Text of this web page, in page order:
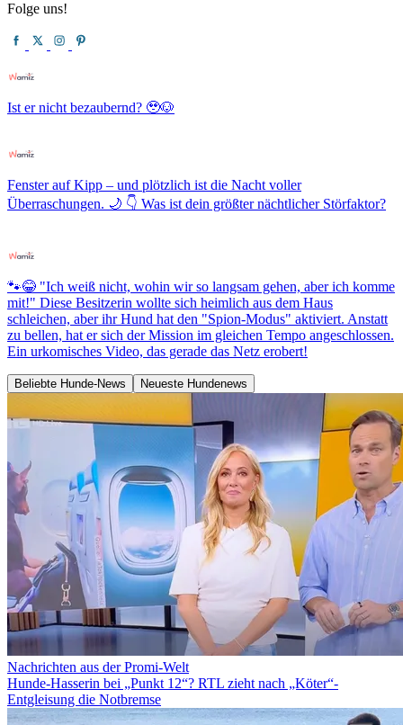
Folge uns!
Ist er nicht bezaubernd? 🥹🐶
Fenster auf Kipp – und plötzlich ist die Nacht voller
Überraschungen. 🌙 👇 Was ist dein größter nächtlicher Störfaktor?
🐾😂 "Ich weiß nicht, wohin wir so langsam gehen, aber ich komme
mit!" Diese Besitzerin wollte sich heimlich aus dem Haus
schleichen, aber ihr Hund hat den "Spion-Modus" aktiviert. Anstatt
zu bellen, hat er sich der Mission im gleichen Tempo angeschlossen.
Ein urkomisches Video, das gerade das Netz erobert!
Beliebte Hunde-News Neueste Hundenews
Nachrichten aus der Promi-Welt
Hunde-Hasserin bei „Punkt 12“? RTL zieht nach „Köter“-
Entgleisung die Notbremse